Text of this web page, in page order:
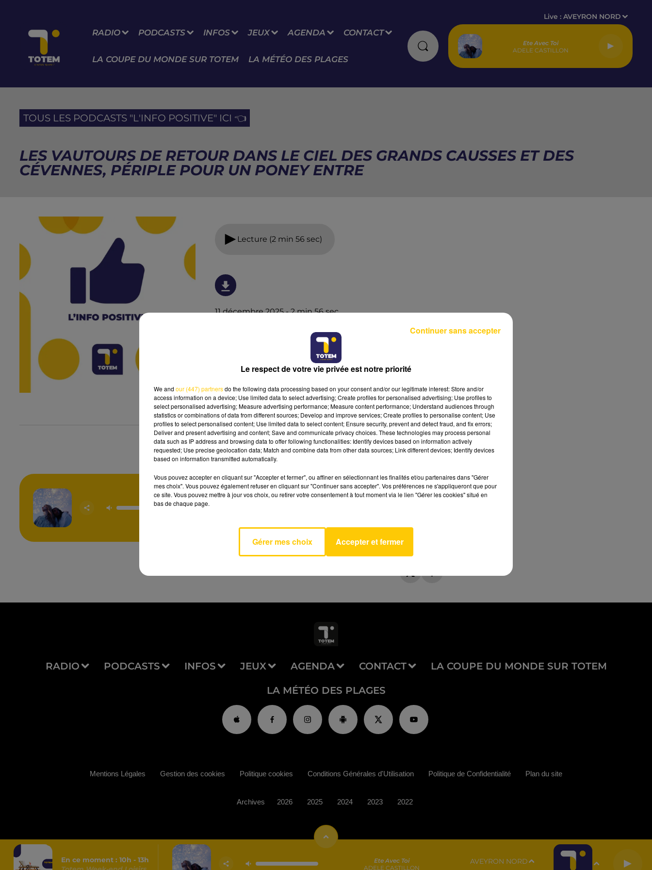
RADIO PODCASTS INFOS JEUX AGENDA CONTACT
LA COUPE DU MONDE SUR TOTEM LA MÉTÉO DES PLAGES
Live :AVEYRON NORD
Ete Avec Toi
ADELE CASTILLON
TOUS LES PODCASTS "L'INFO POSITIVE" ICI 👈
LES VAUTOURS DE RETOUR DANS LE CIEL DES GRANDS CAUSSES ET DES
CÉVENNES, PÉRIPLE POUR UN PONEY ENTRE
Lecture (2 min 56 sec)
11 décembre 2025 - 2 min 56 sec
LES VAUTOURS DE RETOUR DANS LE CIEL
DES GRANDS CAUSSES ET DES CÉVENNES,
PÉRIPLE POUR UN PONEY ENTRE
C'est le rendez-vous des bonnes nouvelles. Un rendez-
ondes.
Ete Avec Toi
ADELE
RADIO PODCASTS INFOS JEUX AGENDA CONTACT LA COUPE DU MONDE SUR TOTEM
LA MÉTÉO DES PLAGES
En ce moment : 10h - 13h
Ete Avec Toi
ADELE CASTILLON
AVEYRON NORD
Mentions Légales Gestion des cookies Politique cookies Conditions Générales d'Utilisation Politique de Confidentialité Plan du site
Archives 2026 2025 2024 2023 2022
Le respect de votre vie privée est notre priorité
We and our (447) partnersdo the following data processing based on your consent and/or our legitimate interest: Store and/or
access information on a device; Use limited data to select advertising; Create profiles for personalised advertising; Use profiles to
select personalised advertising; Measure advertising performance; Measure content performance; Understand audiences through
statistics or combinations of data from different sources; Develop and improve services; Create profiles to personalise content; Use
profiles to select personalised content; Use limited data to select content; Ensure security, prevent and detect fraud, and fix errors;
Deliver and present advertising and content; Save and communicate privacy choices. These technologies may process personal
data such as IP address and browsing data to offer following functionalities: Identify devices based on information actively
requested; Use precise geolocation data; Match and combine data from other data sources; Link different devices; Identify devices
based on information transmitted automatically.
Vous pouvez accepter en cliquant sur "Accepter et fermer", ou affiner en sélectionnant les finalités et/ou partenaires dans "Gérer
mes choix". Vous pouvez également refuser en cliquant sur "Continuer sans accepter". Vos préférences ne s'appliqueront que pour
ce site. Vous pouvez mettre à jour vos choix, ou retirer votre consentement à tout moment via le lien "Gérer les cookies" situé en
bas de chaque page.
Gérer mes choix Accepter et fermer
Continuer sans accepter